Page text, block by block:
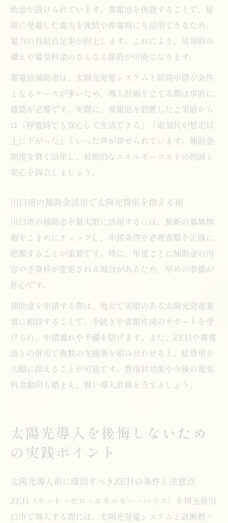
助金が設けられています。蓄電池を併設することで、昼
間に発電した電力を夜間や停電時にも活用できるため、
電力の自給自足率が向上します。これにより、災害時の
備えや電気料金のさらなる節約が可能になります。
蓄電池補助金は、太陽光発電システムと同時申請が条件
となるケースが多いため、導入計画を立てる際は事前に
確認が必要です。実際に、蓄電池を設置したご家庭から
は「停電時でも安心して生活できる」「電気代が想定以
上に下がった」といった声が寄せられています。補助金
制度を賢く活用し、長期的なエネルギーコストの削減と
安心を両立しましょう。
川口市の補助金活用で太陽光費用を抑える術
川口市の補助金を最大限に活用するには、最新の募集情
報をこまめにチェックし、申請条件や必要書類を正確に
把握することが重要です。特に、年度ごとに補助金の内
容や予算枠が変更される場合があるため、早めの準備が
肝心です。
補助金を申請する際は、地元で実績のある太陽光発電業
者に相談することで、手続きや書類作成のサポートを受
けられ、申請漏れや不備を防げます。また、ZEHや蓄電
池との併用で複数の支援策を組み合わせると、総費用を
大幅に抑えることが可能です。費用対効果や今後の電気
料金動向も踏まえ、賢い導入計画を立てましょう。
太陽光導入を後悔しないため
の実践ポイント
太陽光導入前に確認すべきZEHの条件と注意点
ZEH（ネット・ゼロ・エネルギー・ハウス）を埼玉県川
口市で導入する際には、太陽光発電システムと高断熱・